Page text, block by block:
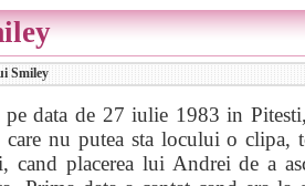
Smiley
pe data de 27 iulie 1983 in
care nu putea sta locului o clipa,
cand placerea lui Andrei de a